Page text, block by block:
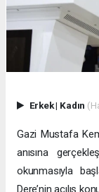
Erkek| Kadın
Gazi Mustafa
anısına
okunmasıyla
Dere’nin açılış